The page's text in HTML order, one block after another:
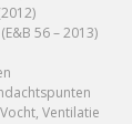
56 – 2013)
Ventilatie